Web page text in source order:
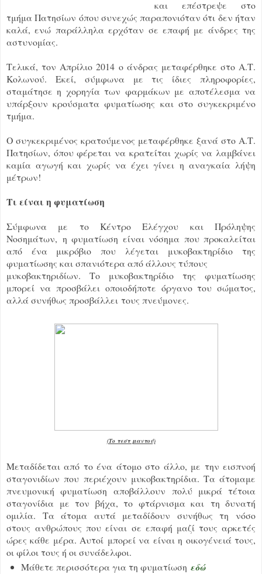
και επέστρεψε στο
τμήμα Πατησίων όπου συνεχώς παραπονιόταν ότι δεν ήταν
καλά, ενώ παράλληλα ερχόταν σε επαφή με άνδρες της
αστυνομίας.
Τελικά, τον Απρίλιο 2014 ο άνδρας μεταφέρθηκε στο Α.Τ.
Κολωνού. Εκεί, σύμφωνα με τις ίδιες πληροφορίες,
σταμάτησε η χορηγία των φαρμάκων με αποτέλεσμα να
υπάρξουν κρούσματα φυματίωσης και στο συγκεκριμένο
τμήμα.
Ο συγκεκριμένος κρατούμενος μεταφέρθηκε ξανά στο Α.Τ.
Πατησίων, όπου φέρεται να κρατείται χωρίς να λαμβάνει
καμία αγωγή και χωρίς να έχει γίνει η αναγκαία λήψη
μέτρων!
Τι είναι η φυματίωση
Σύμφωνα με το Κέντρο Ελέγχου και Πρόληψης
Νοσημάτων, η φυματίωση είναι νόσημα που προκαλείται
από ένα μικρόβιο που λέγεται μυκοβακτηρίδιο της
φυματίωσης και σπανιότερα από άλλους τύπους
μυκοβακτηριδίων. Το μυκοβακτηρίδιο της φυματίωσης
μπορεί να προσβάλει οποιοδήποτε όργανο του σώματος,
αλλά συνήθως προσβάλλει τους πνεύμονες.
(Το τεστ μαντού)
Μεταδίδεται από το ένα άτομο στο άλλο, με την εισπνοή
σταγονιδίων που περιέχουν μυκοβακτηρίδια. Τα άτομαμε
πνευμονική φυματίωση αποβάλλουν πολύ μικρά τέτοια
σταγονίδια με τον βήχα, το φτάρνισμα και τη δυνατή
ομιλία. Τα άτομα αυτά μεταδίδουν συνήθως τη νόσο
στους ανθρώπους που είναι σε επαφή μαζί τους αρκετές
ώρες κάθε μέρα. Αυτοί μπορεί να είναι η οικογένειά τους,
οι φίλοι τους ή οι συνάδελφοι.
Μάθετε περισσότερα για τη φυματίωση εδώ